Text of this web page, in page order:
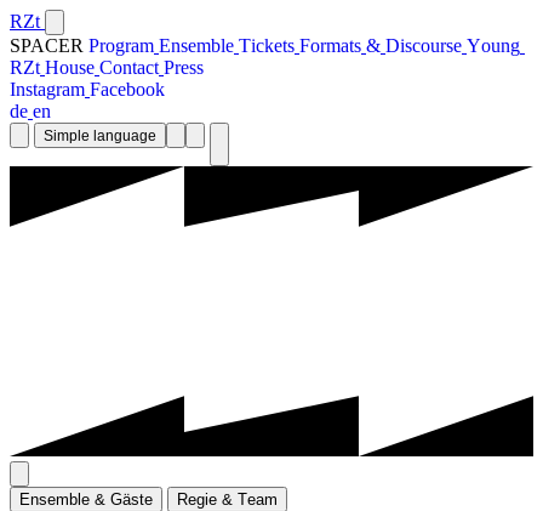
RZt
SPACER Program Ensemble Tickets Formats & Discourse Young
RZt House Contact Press
Instagram Facebook
de en
Simple language
Ensem b e & Gäste Regie & Team